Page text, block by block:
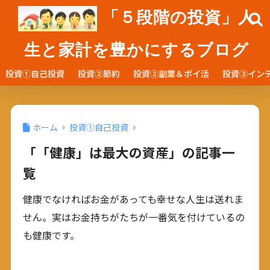
「５段階の投資」人
生と家計を豊かにするブログ
投資①自己投資 投資②節約 投資②副業＆ポイ活 投資③イン
ホーム 投資①自己投資
「「健康」は最大の資産」の記事一
覧
健康でなければお金があっても幸せな人生は送れま
せん。実はお金持ちがたちが一番気を付けているの
も健康です。